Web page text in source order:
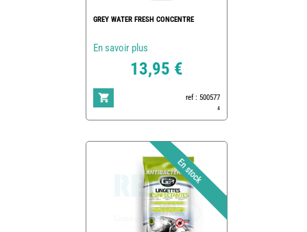
GREY WATER FRESH CONCENTRE
En savoir plus
13,95 €
ref : 500577
4